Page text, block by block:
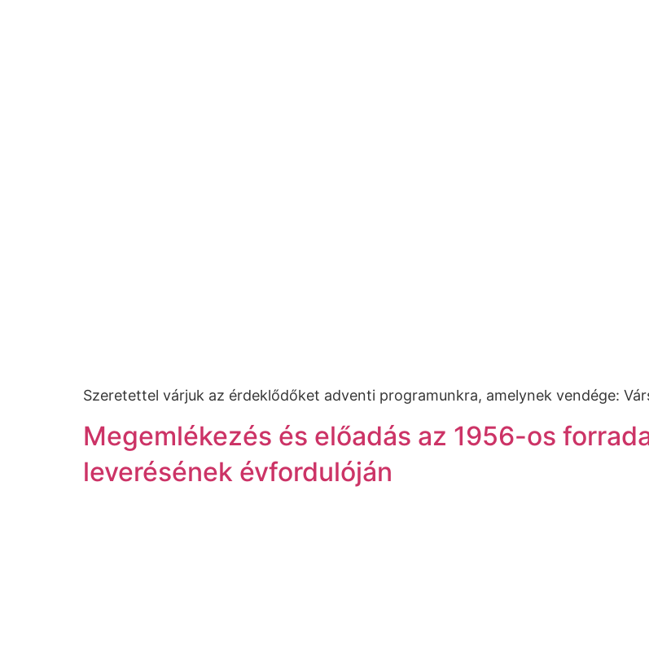
Szeretettel várjuk az érdeklődőket adventi programunkra, amelynek vendége:
Megemlékezés és előadás az 1956-os
leverésének évfordulóján